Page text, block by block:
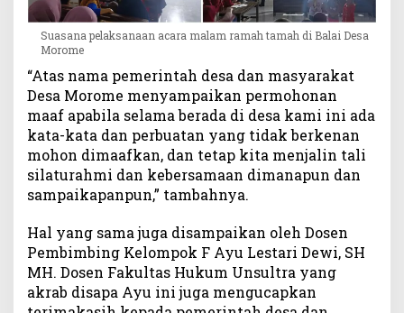
Suasana pelaksanaan acara malam ramah tamah di Balai Desa
Morome
“Atas nama pemerintah desa dan masyarakat
Desa Morome menyampaikan permohonan
maaf apabila selama berada di desa kami ini ada
kata-kata dan perbuatan yang tidak berkenan
mohon dimaafkan, dan tetap kita menjalin tali
silaturahmi dan kebersamaan dimanapun dan
sampaikapanpun,” tambahnya.
Hal yang sama juga disampaikan oleh Dosen
Pembimbing Kelompok F Ayu Lestari Dewi, SH
MH. Dosen Fakultas Hukum Unsultra yang
akrab disapa Ayu ini juga mengucapkan